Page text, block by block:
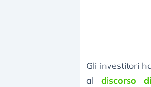
Gli investitori
al discorso